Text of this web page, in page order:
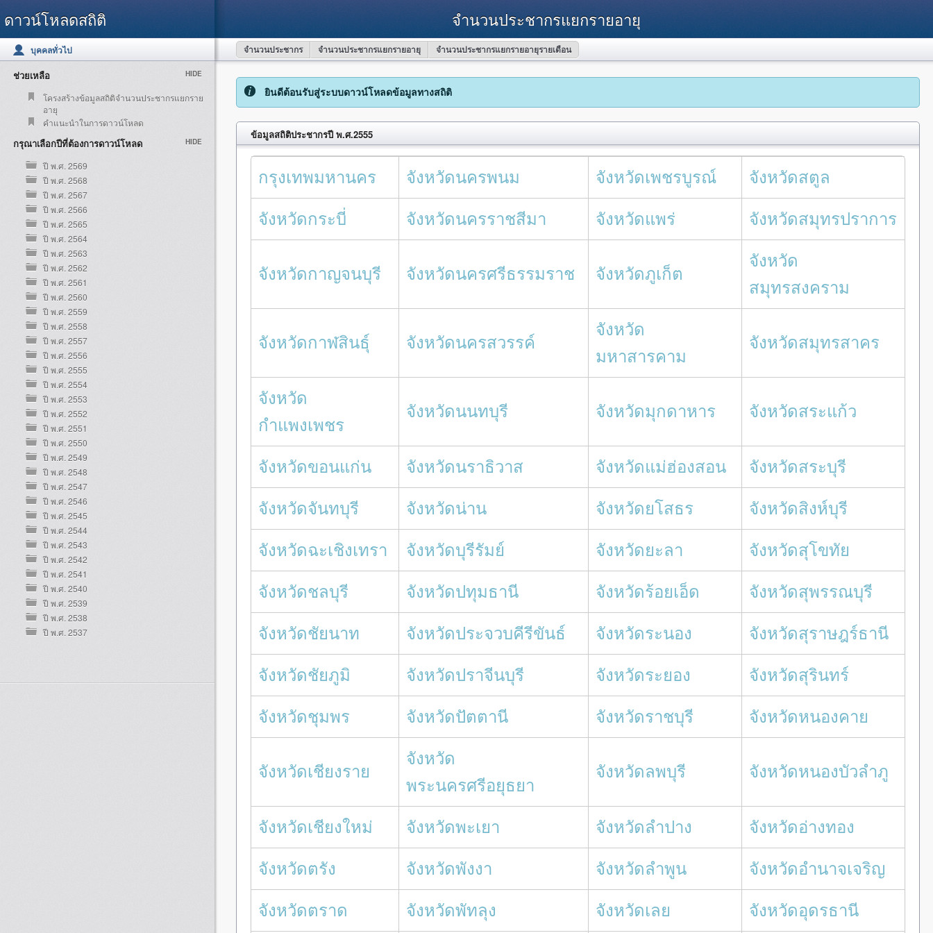
ดาวน์โหลดสถิติ จำนวนประชากรแยกรายอายุ
บุคคลทั่วไป จำนวนประชากร จำนวนประชากรแยกรายอายุ จำนวนประชากรแยกรายอายุรายเดือน
ช่วยเหลือ HIDE
โครงสร้างข้อมูลสถิติจำนวนประชากรแยกราย
อายุ
คำแนะนำในการดาวน์โหลด
กรุณาเลือกปีที่ต้องการดาวน์โหลด HIDE
ปี พ.ศ. 2569
ปี พ.ศ. 2568
ปี พ.ศ. 2567
ปี พ.ศ. 2566
ปี พ.ศ. 2565
ปี พ.ศ. 2564
ปี พ.ศ. 2563
ปี พ.ศ. 2562
ปี พ.ศ. 2561
ปี พ.ศ. 2560
ปี พ.ศ. 2559
ปี พ.ศ. 2558
ปี พ.ศ. 2557
ปี พ.ศ. 2556
ปี พ.ศ. 2555
ปี พ.ศ. 2554
ปี พ.ศ. 2553
ปี พ.ศ. 2552
ปี พ.ศ. 2551
ปี พ.ศ. 2550
ปี พ.ศ. 2549
ปี พ.ศ. 2548
ปี พ.ศ. 2547
ปี พ.ศ. 2546
ปี พ.ศ. 2545
ปี พ.ศ. 2544
ปี พ.ศ. 2543
ปี พ.ศ. 2542
ปี พ.ศ. 2541
ปี พ.ศ. 2540
ปี พ.ศ. 2539
ปี พ.ศ. 2538
ปี พ.ศ. 2537
ยินดีต้อนรับสู่ระบบดาวน์โหลดข้อมูลทางสถิติ
ข้อมูลสถิติประชากรปี พ.ศ.2555
กรุงเทพมหานคร จังหวัดนครพนม จังหวัดเพชรบูรณ์
จังหวัดสตูล
จังหวัดกระบี่
จังหวัดนครราชสีมา จังหวัดแพร่ จังหวัดสมุทรปราการ
จังหวัดกาญจนบุรี จังหวัดนครศรีธรรมราช จังหวัดภูเก็ต
จังหวัด
สมุทรสงคราม
จังหวัดกาฬสินธุ์ จังหวัดนครสวรรค์
จังหวัด
มหาสารคาม
จังหวัดสมุทรสาคร
จังหวัด
กำแพงเพชร
จังหวัดนนทบุรี จังหวัดมุกดาหาร จังหวัดสระแก้ว
จังหวัดขอนแก่น จังหวัดนราธิวาส จังหวัดแม่ฮ่องสอน
จังหวัดสระบุรี
จังหวัดจันทบุรี
จังหวัดน่าน จังหวัดยโสธร
จังหวัดสิงห์บุรี
จังหวัดฉะเชิงเทรา
จังหวัดบุรีรัมย์ จังหวัดยะลา
จังหวัดสุโขทัย
จังหวัดชลบุรี
จังหวัดปทุมธานี จังหวัดร้อยเอ็ด
จังหวัดสุพรรณบุรี
จังหวัดชัยนาท
จังหวัดประจวบคีรีขันธ์ จังหวัดระนอง
จังหวัดสุราษฎร์ธานี
จังหวัดชัยภูมิ
จังหวัดปราจีนบุรี จังหวัดระยอง
จังหวัดสุรินทร์
จังหวัดชุมพร
จังหวัดปัตตานี จังหวัดราชบุรี จังหวัดหนองคาย
จังหวัดเชียงราย
จังหวัด
พระนครศรีอยุธยา
จังหวัดลพบุรี จังหวัดหนองบัวลำภู
จังหวัดเชียงใหม่ จังหวัดพะเยา จังหวัดลำปาง
จังหวัดอ่างทอง
จังหวัดตรัง
จังหวัดพังงา จังหวัดลำพูน
จังหวัดอำนาจเจริญ
จังหวัดตราด
จังหวัดพัทลุง จังหวัดเลย จังหวัดอุดรธานี